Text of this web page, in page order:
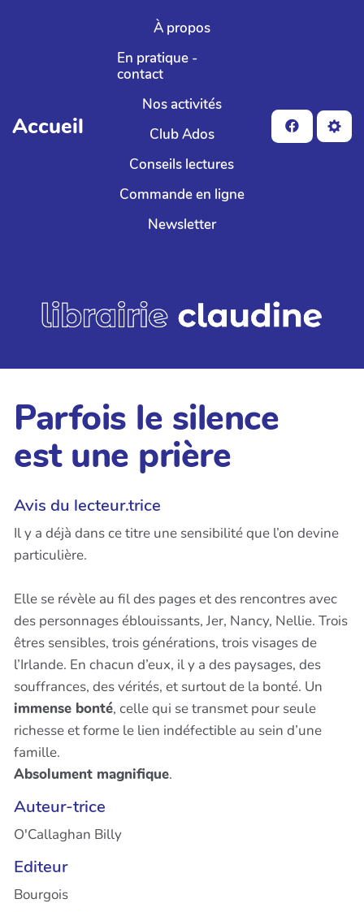
Aller au contenu principal
Accueil
À propos
En pratique -
contact
Nos activités
Club Ados
Conseils lectures
Commande en ligne
Newsletter
Parfois le silence
est une prière
Avis du lecteur.trice
Il y a déjà dans ce titre une sensibilité que l’on devine
particulière.
Elle se révèle au fil des pages et des rencontres avec
des personnages éblouissants, Jer, Nancy, Nellie. Trois
êtres sensibles, trois générations, trois visages de
l’Irlande. En chacun d’eux, il y a des paysages, des
souffrances, des vérités, et surtout de la bonté. Un
immense bonté, celle qui se transmet pour seule
richesse et forme le lien indéfectible au sein d’une
famille.
Absolument magnifique.
Auteur-trice
O'Callaghan Billy
Editeur
Bourgois